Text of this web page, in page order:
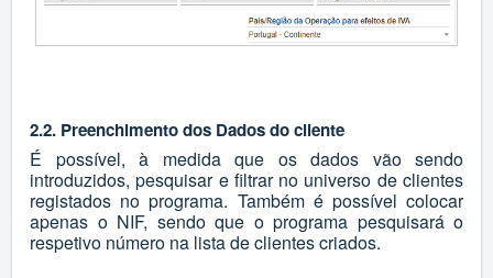
2.2. Preenchimento dos Dados do cliente
É possível, à medida que os dados vão sendo
introduzidos, pesquisar e filtrar no universo de clientes
registados no programa. Também é possível colocar
apenas o NIF, sendo que o programa pesquisará o
respetivo número na lista de clientes criados.